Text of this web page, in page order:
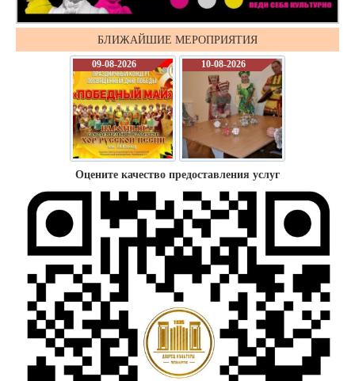
БЛИЖАЙШИЕ МЕРОПРИЯТИЯ
09-08-2026 10-08-2026
Оцените качество предоставления услуг